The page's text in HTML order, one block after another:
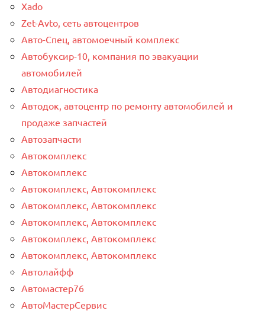
Xado
Zet-Avto, сеть автоцентров
Авто-Спец, автомоечный комплекс
Автобуксир-10, компания по эвакуации
автомобилей
Автодиагностика
Автодок, автоцентр по ремонту автомобилей и
продаже запчастей
Автозапчасти
Автокомплекс
Автокомплекс
Автокомплекс, Автокомплекс
Автокомплекс, Автокомплекс
Автокомплекс, Автокомплекс
Автокомплекс, Автокомплекс
Автокомплекс, Автокомплекс
Автолайфф
Автомастер76
АвтоМастерСервис